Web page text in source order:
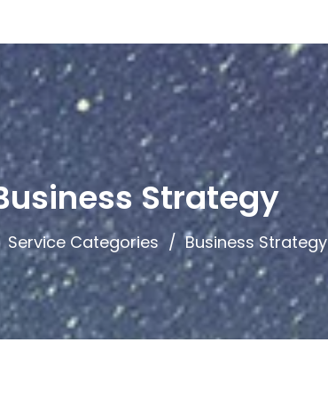
Strategy
Service Categories Business Strategy